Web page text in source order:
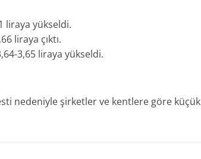
liraya yükseldi.
liraya çıktı.
3,65 liraya yükseldi.
nedeniyle şirketler ve kentlere göre küçük